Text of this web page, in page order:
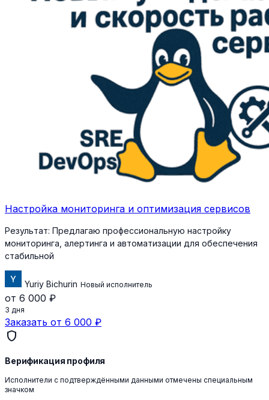
Настройка мониторинга и оптимизация сервисов
Результат: Предлагаю профессиональную настройку
мониторинга, алертинга и автоматизации для обеспечения
стабильной
Yuriy Bichurin Новый исполнитель
от 6 000 ₽
3 дня
Заказать от 6 000 ₽
shield
Верификация профиля
Исполнители с подтверждёнными данными отмечены специальным
значком